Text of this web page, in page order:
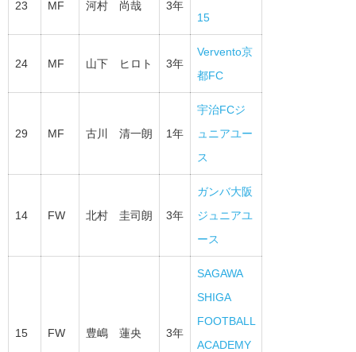
23 MF 河村 尚哉 3年
15
24 MF 山下 ヒロト 3年
Vervento京
都FC
29 MF 古川 清一朗 1年
宇治FCジ
ュニアユー
ス
14 FW 北村 圭司朗 3年
ガンバ大阪
ジュニアユ
ース
15 FW 豊嶋 蓮央 3年
SAGAWA
SHIGA
FOOTBALL
ACADEMY